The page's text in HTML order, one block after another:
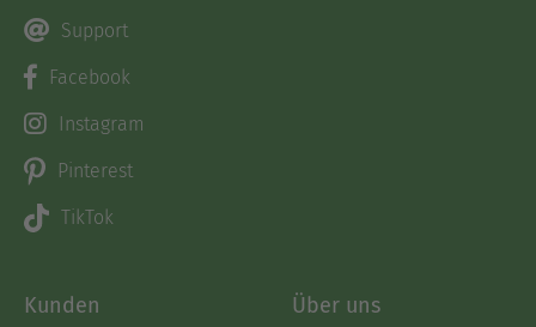
Support
Facebook
Instagram
Pinterest
TikTok
Kunden Über uns